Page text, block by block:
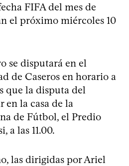
FIFA del mes de
el próximo miércoles 10
se disputará en el
de Caseros en horario a
que la disputa del
en la casa de la
de Fútbol, el Predio
a las 11.00.
las dirigidas por Ariel